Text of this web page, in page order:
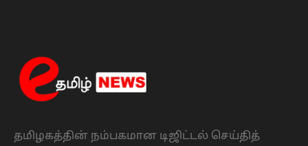
தமிழகத்தின் நம்பகமான டிஜிட்டல் செய்தித்